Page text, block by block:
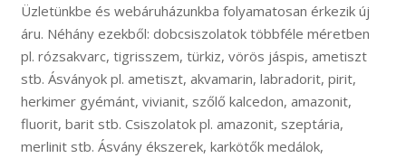
A kövekről
Rólunk
Kapcsolat
Webshop
Üzletünkbe és webáruházunkba folyamatosan érkezik új
áru. Néhány ezekből: dobcsiszolatok többféle méretben
pl. rózsakvarc, tigrisszem, türkiz, vörös jáspis, ametiszt
stb. Ásványok pl. ametiszt, akvamarin, labradorit, pirit,
herkimer gyémánt, vivianit, szőlő kalcedon, amazonit,
fluorit, barit stb. Csiszolatok pl. amazonit, szeptária,
merlinit stb. Ásvány ékszerek, karkötők medálok,